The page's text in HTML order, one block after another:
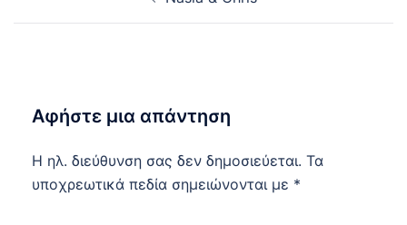
Αφήστε μια απάντηση
Η ηλ. διεύθυνση σας δεν δημοσιεύεται. Τα
υποχρεωτικά πεδία σημειώνονται με *